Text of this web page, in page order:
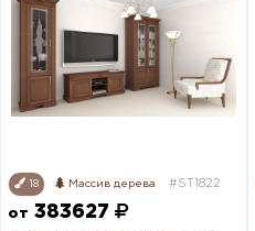
18 Массив дерева #ST1822
от 383627